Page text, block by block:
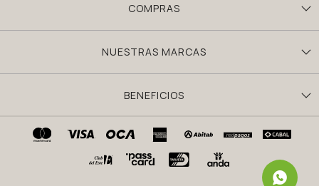
COMPRAS
NUESTRAS MARCAS
BENEFICIOS